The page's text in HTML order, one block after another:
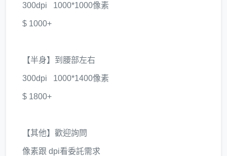
​300dpi​ 1000*1000像素
$ 1000+
【半身】到腰部左右
​300dpi​ 1000*1400像素
$ 1800+
【其他】歡迎詢問
像素跟 dpi​看委託需求